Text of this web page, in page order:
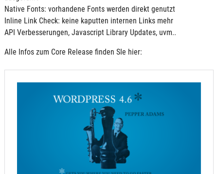
Native Fonts: vorhandene Fonts werden direkt genutzt
Inline Link Check: keine kaputten internen Links mehr
API Verbesserungen, Javascript Library Updates, uvm..
Alle Infos zum Core Release finden SIe hier: